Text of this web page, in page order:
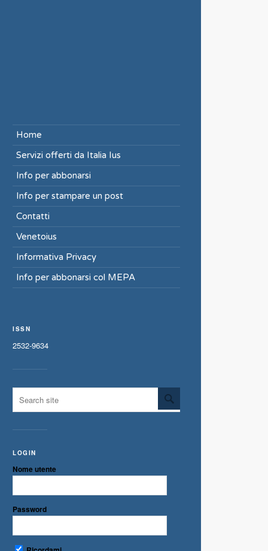
Home
Servizi offerti da Italia Ius
Info per abbonarsi
Info per stampare un post
Contatti
Venetoius
Informativa Privacy
Info per abbonarsi col MEPA
ISSN
2532-9634
LOGIN
Nome utente
Password